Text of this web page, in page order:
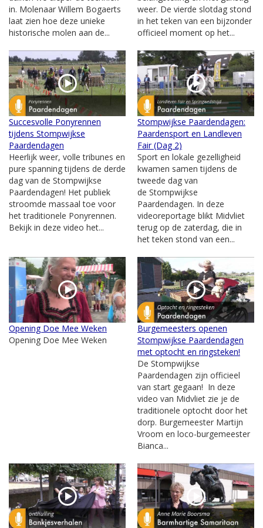
in. Molenaar Willem Bogaerts
laat zien hoe deze unieke
historische molen aan de...
weer. De vierde slotdag stond
in het teken van een bijzonder
officieel moment op het...
Succesvolle Ponyrennen
tijdens Stompwijkse
Paardendagen
Heerlijk weer, volle tribunes en
pure spanning tijdens de derde
dag van de Stompwijkse
Paardendagen! Het publiek
stroomde massaal toe voor
het traditionele Ponyrennen.
Bekijk in deze video het...
Stompwijkse Paardendagen:
Paardensport en Landleven
Fair (Dag 2)
Sport en lokale gezelligheid
kwamen samen tijdens de
tweede dag van
de Stompwijkse
Paardendagen. In deze
videoreportage blikt Midvliet
terug op de zaterdag, die in
het teken stond van een...
Opening Doe Mee Weken
Opening Doe Mee Weken
Burgemeesters openen
Stompwijkse Paardendagen
met optocht en ringsteken!
De Stompwijkse
Paardendagen zijn officieel
van start gegaan! In deze
video van Midvliet zie je de
traditionele optocht door het
dorp. Burgemeester Martijn
Vroom en loco-burgemeester
Bianca...